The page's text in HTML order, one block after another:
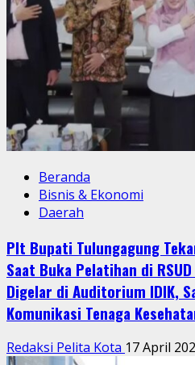
Beranda
Bisnis & Ekonomi
Daerah
Plt Bupati Tulungagung
Saat Buka Pelatihan di
Digelar di Auditorium IDIK,
Komunikasi Tenaga
Redaksi Pelita Kota 17 April